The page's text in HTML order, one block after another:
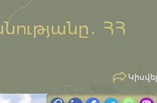
ՀՀ
Կիսվել